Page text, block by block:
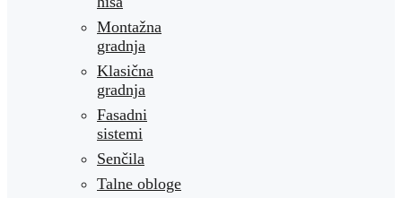
Montažna
gradnja
Klasična
gradnja
Fasadni
sistemi
Senčila
Talne obloge